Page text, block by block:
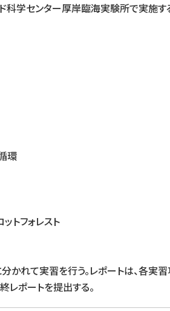
科学センター厚岸臨海実験所で実施
環
トフォレスト
分かれて実習を行う。レポートは、各
ポートを提出する。